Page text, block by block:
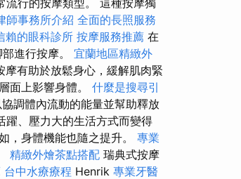
師事務所介紹 全面的長照服務
賴的眼科診所 按摩服務推薦 在
進行按摩。 宜蘭地區精緻外
摩有助於放鬆身心，緩解肌肉緊
面上影響身體。 什麼是搜尋引
調體內流動的能量並幫助釋放
躍、壓力大的生活方式而變得
，身體機能也隨之提升。 專業
精緻外燴茶點搭配 瑞典式按摩
台中水療療程 Henrik 專業牙醫